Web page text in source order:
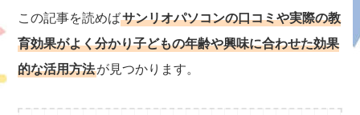
この記事を読めばサンリオパソコンの口コミや実際の教
育効果がよく分かり子どもの年齢や興味に合わせた効果
的な活用方法が見つかります。